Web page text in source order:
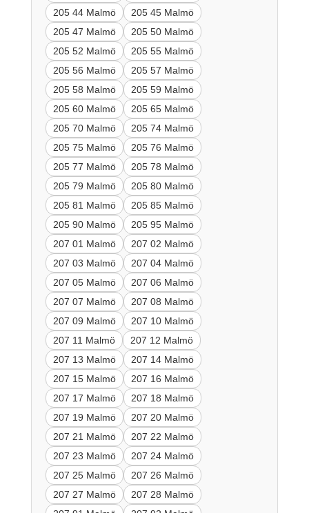
205 44 Malmö
205 45 Malmö
205 47 Malmö
205 50 Malmö
205 52 Malmö
205 55 Malmö
205 56 Malmö
205 57 Malmö
205 58 Malmö
205 59 Malmö
205 60 Malmö
205 65 Malmö
205 70 Malmö
205 74 Malmö
205 75 Malmö
205 76 Malmö
205 77 Malmö
205 78 Malmö
205 79 Malmö
205 80 Malmö
205 81 Malmö
205 85 Malmö
205 90 Malmö
205 95 Malmö
207 01 Malmö
207 02 Malmö
207 03 Malmö
207 04 Malmö
207 05 Malmö
207 06 Malmö
207 07 Malmö
207 08 Malmö
207 09 Malmö
207 10 Malmö
207 11 Malmö
207 12 Malmö
207 13 Malmö
207 14 Malmö
207 15 Malmö
207 16 Malmö
207 17 Malmö
207 18 Malmö
207 19 Malmö
207 20 Malmö
207 21 Malmö
207 22 Malmö
207 23 Malmö
207 24 Malmö
207 25 Malmö
207 26 Malmö
207 27 Malmö
207 28 Malmö